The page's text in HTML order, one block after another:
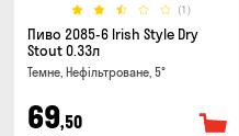
(1)
Пиво 2085-6 Irish Style Dry
Stout 0.33л
Темне, Нефільтроване, 5°
69,50